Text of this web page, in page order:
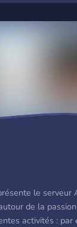
le serveur
de la
activités :